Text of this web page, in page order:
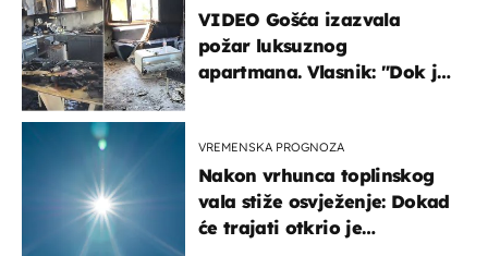
VIDEO Gošća izazvala
požar luksuznog
apartmana. Vlasnik: "Dok je
VREMENSKA PROGNOZA
Nakon vrhunca toplinskog
vala stiže osvježenje: Dokad
će trajati otkrio je